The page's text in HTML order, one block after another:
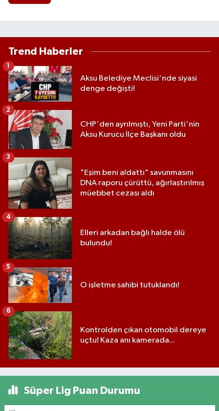
Trend Haberler
Aksu Belediye Meclisi'nde siyasi
denge değişti!
1
CHP'den ayrılmıştı, Yeni Parti'nin
Aksu Kurucu İlçe Başkanı oldu
2
"Eşim beni aldattı" savunmasını
DNA raporu çürüttü, ağırlaştırılmış
müebbet cezası aldı
3
Elleri arkadan bağlı halde ölü
bulundu!
4
O işletme sahibi tutuklandı!
5
Kontrolden çıkan otomobil dereye
uçtu! Kaza anı kamerada...
6
Süper Lig Puan Durumu